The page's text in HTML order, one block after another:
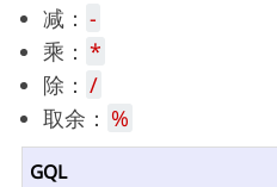
减： -
乘： *
除： /
取余： %
GQL